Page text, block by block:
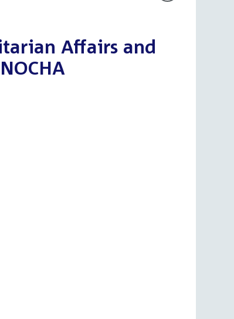
Affairs and